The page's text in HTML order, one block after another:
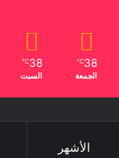
38
℃
الجمعة
38
℃
السبت
الأشهر